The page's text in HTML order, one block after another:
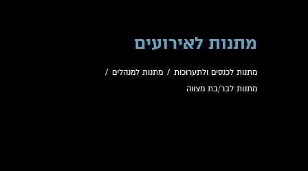
מתנות לאירועים
מתנות לכנסים ולתערוכות / מתנות למנהלים /
מתנות לבר/בת מצווה